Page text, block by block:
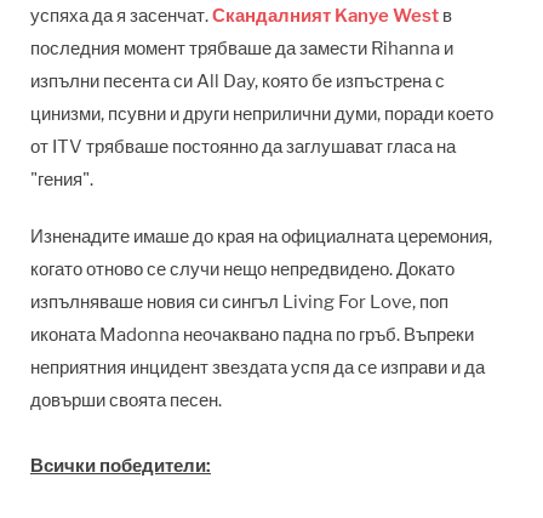
успяха да я засенчат.Скандалният Kanye West в
последния момент трябваше да замести Rihanna и
изпълни песента си All Day, която бе изпъстрена с
цинизми, псувни и други неприлични думи, поради което
от ITV трябваше постоянно да заглушават гласа на
"гения".
Изненадите имаше до края на официалната церемония,
когато отново се случи нещо непредвидено. Докато
изпълняваше новия си сингъл Living For Love, поп
иконата Madonna неочаквано падна по гръб. Въпреки
неприятния инцидент звездата успя да се изправи и да
довърши своята песен.
Всички победители: